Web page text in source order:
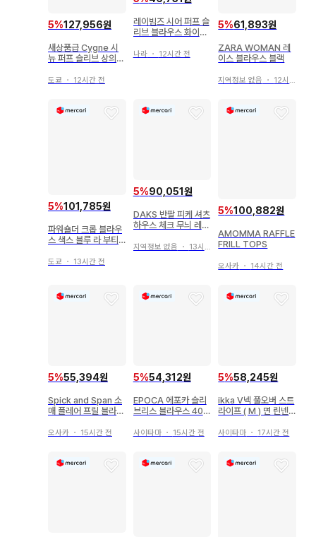
5%127,956원
새상품급 Cygne 시
뉴 퍼프 슬리브 상의
도쿄 ・ 12시간 전
레이빔즈 시어 퍼프 슬
리브 블라우스 화이트
나라・ 12시간 전
5%61,893원
ZARA WOMAN 레
이스 블라우스 블랙
지역정보 없음 ・ 12시간 전
5%101,785원
파워숄더 크롭 블라우
스 색스 블루 라 부티
도쿄 ・ 13시간 전
5%90,051원
DAKS 반팔 피케 셔츠
하우스 체크 무늬 레이
지역정보 없음 ・ 13시간 전
5%100,882원
AMOMMA RAFFLE
FRILL TOPS
오사카 ・ 14시간 전
5%55,394원
Spick and Span 소
매 플레어 프릴 블라우
오사카 ・ 15시간 전
5%54,312원
EPOCA 에포카 슬리
브리스 블라우스 40
사이타마・ 15시간 전
5%58,245원
ikka V넥 풀오버 스트
라이프 ( M ) 면 린넨
사이타마 ・ 17시간 전